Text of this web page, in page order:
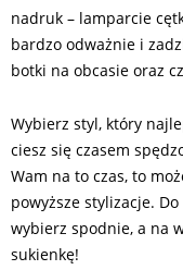
nadruk – lamparcie
bardzo odważnie i
botki na obcasie oraz
Wybierz styl, który
ciesz się czasem
Wam na to czas, to
powyższe stylizacje.
wybierz spodnie, a na
sukienkę!